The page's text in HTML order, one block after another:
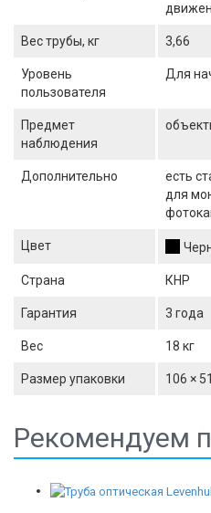
Вес трубы, кг 3,66
Уровень
пользователя
Для
Предмет
наблюдения
Дополнительно
есть
для
Цвет
Страна КНР
Гарантия 3 года
Вес 18 кг
Размер упаковки 106 ×
Рекомендуем